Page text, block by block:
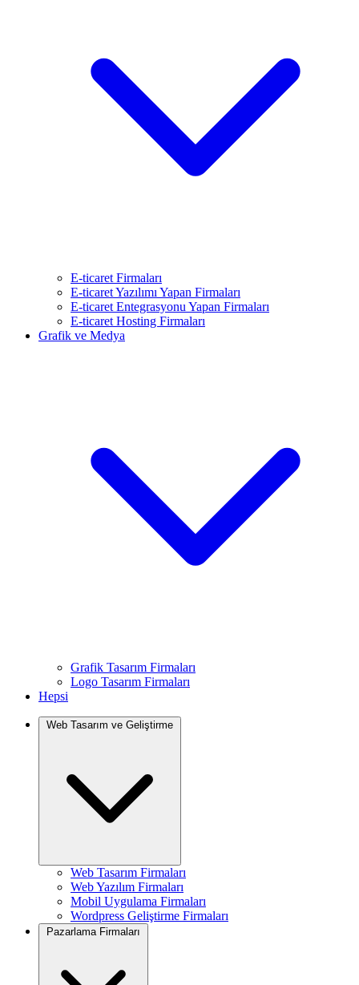
E-ticaret Firmaları
E-ticaret Yazılımı Yapan Firmaları
E-ticaret Entegrasyonu Yapan Firmaları
E-ticaret Hosting Firmaları
Grafik ve Medya
Grafik Tasarım Firmaları
Logo Tasarım Firmaları
Hepsi
Web Tasarım ve Geliştirme
Web Tasarım Firmaları
Web Yazılım Firmaları
Mobil Uygulama Firmaları
Wordpress Geliştirme Firmaları
Pazarlama Firmaları